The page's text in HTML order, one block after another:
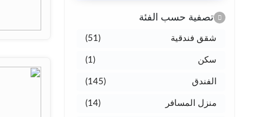
تصفية حسب الفئة
شقق فندقية (51)
سکن (1)
الفندق (145)
منزل المسافر (14)